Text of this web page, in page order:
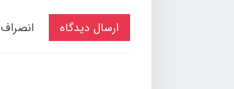
ارسال دیدگاه انصراف